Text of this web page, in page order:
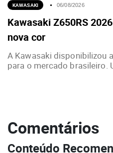
KAWASAKI 06/08/2026
Kawasaki Z650RS
nova cor
A Kawasaki disponibilizou
para o mercado brasileiro.
Comentários
Conteúdo